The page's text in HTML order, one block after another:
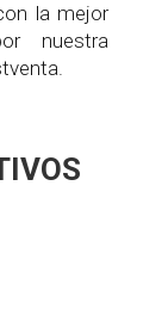
la mejor
nuestra